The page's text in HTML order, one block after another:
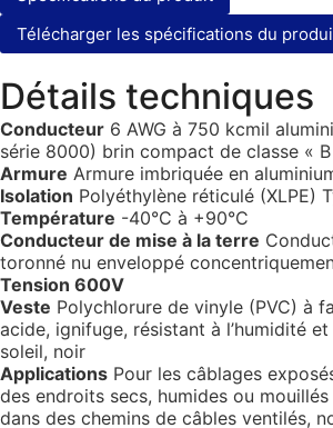
Télécharger les spécifications du
Détails techniques
Conducteur 6 AWG à 750 kcmil
série 8000) brin compact de classe «
Armure Armure imbriquée en
Isolation Polyéthylène réticulé (XLPE)
Température -40°C à +90°C
Conducteur de mise à la terre
toronné nu enveloppé
Tension 600V
Veste Polychlorure de vinyle (PVC) à
acide, ignifuge, résistant à l’humidité
soleil, noir
Applications Pour les câblages
des endroits secs, humides ou
dans des chemins de câbles ventilés,